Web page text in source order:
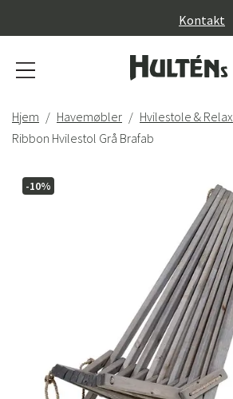
Kontakt
Hjem Havemøbler
Hvilestole & Relax
Ribbon Hvilestol Grå Brafab
-10%